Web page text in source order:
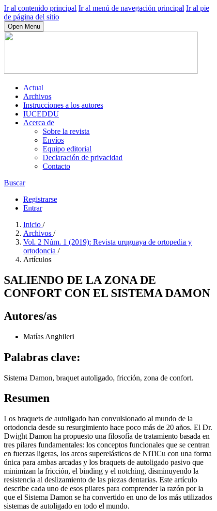
Ir al contenido principal Ir al menú de navegación principal Ir al pie
de página del sitio
Open Menu
Actual
Archivos
Instrucciones a los autores
IUCEDDU
Acerca de
Sobre la revista
Envíos
Equipo editorial
Declaración de privacidad
Contacto
Buscar
Registrarse
Entrar
Inicio /
Archivos /
Vol. 2 Núm. 1 (2019): Revista uruguaya de ortopedia y
ortodoncia /
Artículos
SALIENDO DE LA ZONA DE
CONFORT CON EL SISTEMA DAMON
Autores/as
Matías Anghileri
Palabras clave:
Sistema Damon, braquet autoligado, fricción, zona de confort.
Resumen
Los braquets de autoligado han convulsionado al mundo de la
ortodoncia desde su resurgimiento hace poco más de 20 años. El Dr.
Dwight Damon ha propuesto una filosofía de tratamiento basada en
tres pilares fundamentales: los conceptos funcionales que se centran
en fuerzas ligeras, los arcos superelásticos de NiTiCu con una forma
única para ambas arcadas y los braquets de autoligado pasivo que
minimizan la fricción, el binding y el notching, disminuyendo la
resistencia al deslizamiento de las piezas dentarias. Este artículo
describe cada uno de esos pilares para comprender la razón por la
que el Sistema Damon se ha convertido en uno de los más utilizados
sistemas de autoligado en todo el mundo.